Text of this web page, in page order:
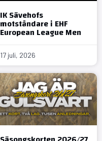
IK Sävehofs
motståndare i EHF
European League Men
17 juli, 2026